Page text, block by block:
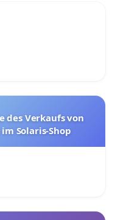
des Verkaufs von
Solaris-Shop